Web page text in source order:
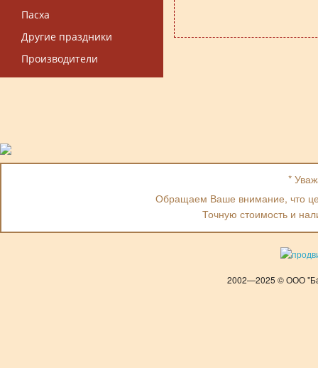
Пасха
Другие праздники
Производители
*
Обращаем Ваше внимание, что
Точную стоимость и
2002—2025 © ООО